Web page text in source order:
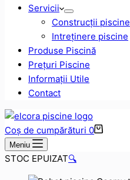
Servicii
Construcții piscine
Intreținere piscine
Produse Piscină
Prețuri Piscine
Informații Utile
Contact
Coș de cumpărături 0
Meniu
STOC EPUIZAT🔍